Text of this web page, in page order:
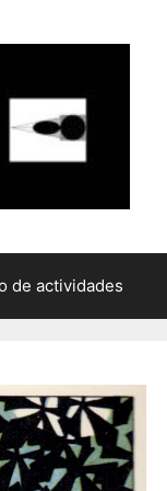
de actividades